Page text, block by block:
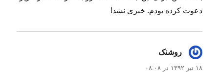
دعوت کرده بودم. خبری نشد!
روشنک
۱۸ تیر ۱۳۹۲ در ۰۸:۰۸